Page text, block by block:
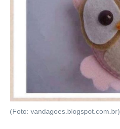
(Foto: vandagoes.blogspot.com.br)